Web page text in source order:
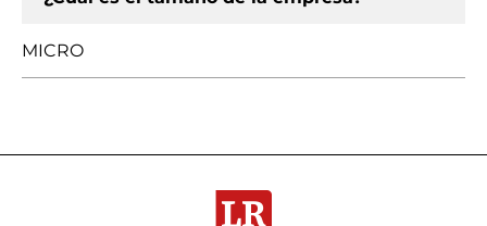
MICRO